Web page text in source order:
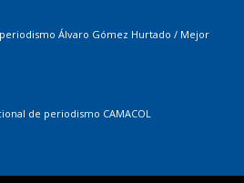
Álvaro Gómez Hurtado / Mejor
de periodismo CAMACOL